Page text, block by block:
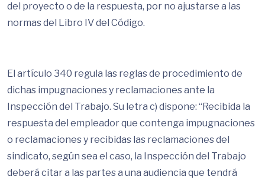
del proyecto o de la respuesta, por no ajustarse a las
normas del Libro IV del Código.
El artículo 340 regula las reglas de procedimiento de
dichas impugnaciones y reclamaciones ante la
Inspección del Trabajo. Su letra c) dispone: “Recibida la
respuesta del empleador que contenga impugnaciones
o reclamaciones y recibidas las reclamaciones del
sindicato, según sea el caso, la Inspección del Trabajo
deberá citar a las partes a una audiencia que tendrá